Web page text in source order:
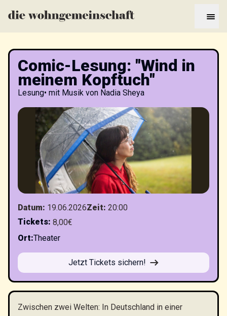
Comic-Lesung: "Wind in
meinem Kopftuch"
Lesung• mit Musik von Nadia Sheya
Datum: 19.06.2026Zeit: 20:00
Tickets: 8,00€
Ort:Theater
Jetzt Tickets sichern!
Zwischen zwei Welten: In Deutschland in einer